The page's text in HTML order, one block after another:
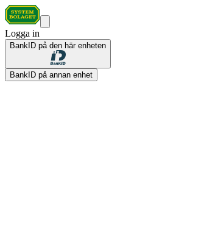
Logga in
BankID på den här enheten
BankID på annan enhet